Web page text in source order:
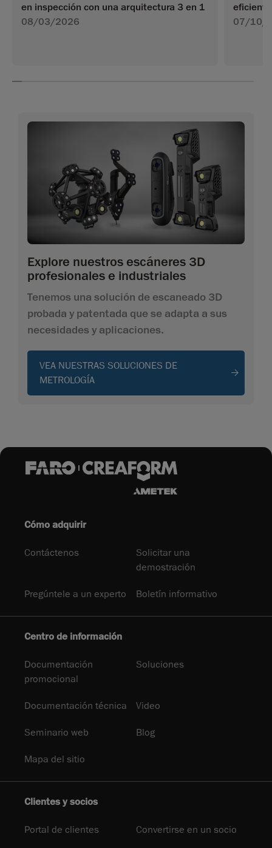
en inspección con una arquitectura 3 en 1
08/03/2026
07/10/
Explore nuestros escáneres 3D
profesionales e industriales
Tenemos una solución de escaneado 3D
probada y patentada que se adapta a sus
necesidades y aplicaciones.
VEA NUESTRAS SOLUCIONES DE
METROLOGÍA
Cómo adquirir
Contáctenos
Solicitar una
demostración
Pregúntele a un experto Boletín informativo
Centro de información
Documentación
promocional
Soluciones
Documentación técnica Video
Seminario web Blog
Mapa del sitio
Clientes y socios
Portal de clientes Convertirse en un socio